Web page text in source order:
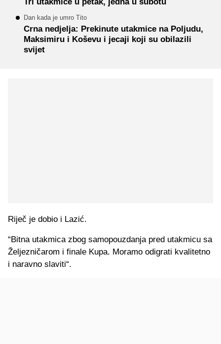
Dan kada je umro Tito
Crna nedjelja: Prekinute utakmice na Poljudu,
Maksimiru i Koševu i jecaji koji su obilazili
svijet
Riječ je dobio i Lazić.
“Bitna utakmica zbog samopouzdanja pred utakmicu sa
Željezničarom i finale Kupa. Moramo odigrati kvalitetno
i naravno slaviti“.